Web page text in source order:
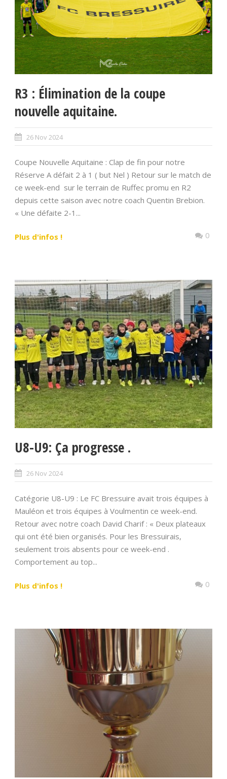
R3 : Élimination de la coupe
nouvelle aquitaine.
26 Nov 2024
Coupe Nouvelle Aquitaine : Clap de fin pour notre
Réserve A défait 2 à 1 ( but Nel ) Retour sur le match de
ce week-end sur le terrain de Ruffec promu en R2
depuis cette saison avec notre coach Quentin Brebion.
« Une défaite 2-1...
Plus d'infos ! 0
U8-U9: Ça progresse .
26 Nov 2024
Catégorie U8-U9 : Le FC Bressuire avait trois équipes à
Mauléon et trois équipes à Voulmentin ce week-end.
Retour avec notre coach David Charif : « Deux plateaux
qui ont été bien organisés. Pour les Bressuirais,
seulement trois absents pour ce week-end .
Comportement au top...
Plus d'infos ! 0